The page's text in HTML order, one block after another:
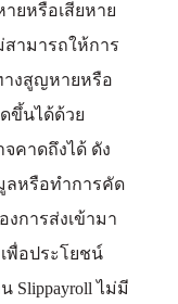
ยหรือเสียหาย
สามารถให้การ
างสูญหายหรือ
ขึ้นได้ด้วย
คาดถึงได้ ดัง
ลหรือทำการคัด
การส่งเข้ามา
พื่อประโยชน์
Slippayroll ไม่มี